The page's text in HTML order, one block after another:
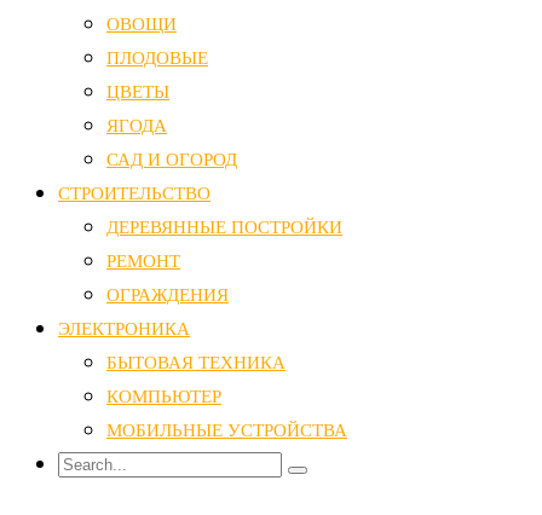
ОВОЩИ
ПЛОДОВЫЕ
ЦВЕТЫ
ЯГОДА
САД И ОГОРОД
СТРОИТЕЛЬСТВО
ДЕРЕВЯННЫЕ ПОСТРОЙКИ
РЕМОНТ
ОГРАЖДЕНИЯ
ЭЛЕКТРОНИКА
БЫТОВАЯ ТЕХНИКА
КОМПЬЮТЕР
МОБИЛЬНЫЕ УСТРОЙСТВА